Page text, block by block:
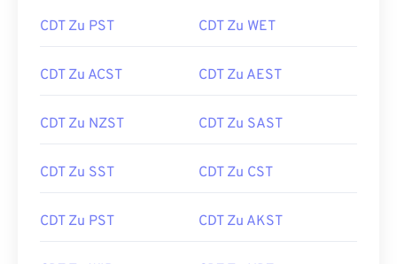
CDT Zu PST CDT Zu WET
CDT Zu ACST CDT Zu AEST
CDT Zu NZST CDT Zu SAST
CDT Zu SST CDT Zu CST
CDT Zu PST CDT Zu AKST